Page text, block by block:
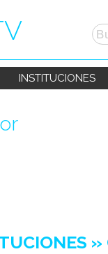
INSTITUCIONES